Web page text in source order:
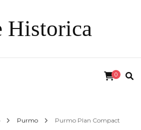
Historica
0
Purmo
Purmo Plan Compact